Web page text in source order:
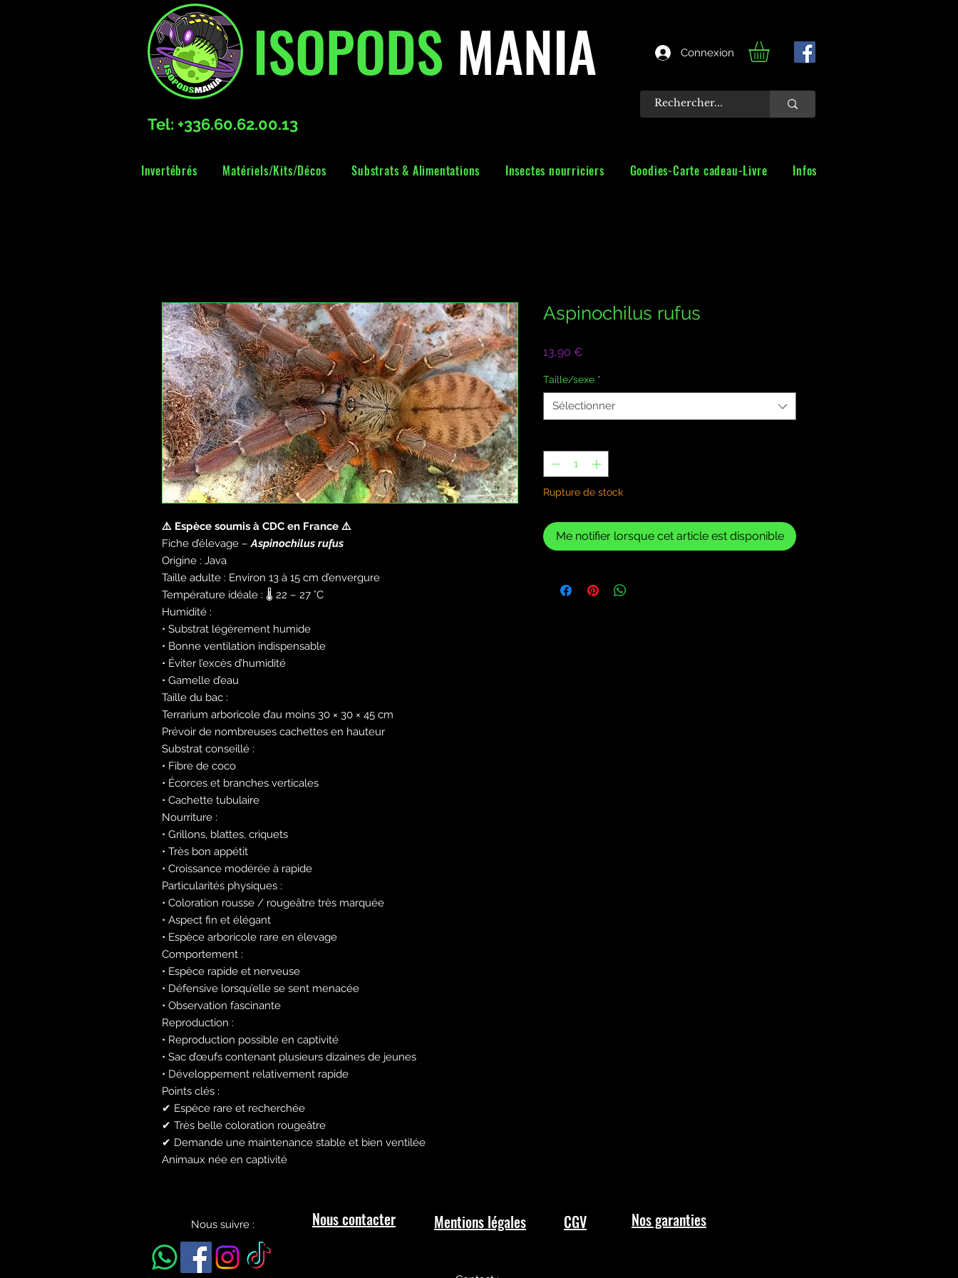
ISOPODS MANIA
Tel: +336.60.62.00.13
Connexion
Invertébrés Matériels/Kits/Décos Substrats & Alimentations Insectes nourriciers Goodies-Carte cadeau-Livre Infos
⚠️ Espèce soumis à CDC en France ⚠️
Fiche d’élevage –Aspinochilus rufus
Origine : Java
Taille adulte : Environ 13 à 15 cm d’envergure
Température idéale : 🌡️ 22 – 27 °C
Humidité :
• Substrat légèrement humide
• Bonne ventilation indispensable
• Éviter l’excès d’humidité
• Gamelle d’eau
Taille du bac :
Terrarium arboricole d’au moins 30 × 30 × 45 cm
Prévoir de nombreuses cachettes en hauteur
Substrat conseillé :
• Fibre de coco
• Écorces et branches verticales
• Cachette tubulaire
Nourriture :
• Grillons, blattes, criquets
• Très bon appétit
• Croissance modérée à rapide
Particularités physiques :
• Coloration rousse / rougeâtre très marquée
• Aspect fin et élégant
• Espèce arboricole rare en élevage
Comportement :
• Espèce rapide et nerveuse
• Défensive lorsqu’elle se sent menacée
• Observation fascinante
Reproduction :
• Reproduction possible en captivité
• Sac d’œufs contenant plusieurs dizaines de jeunes
• Développement relativement rapide
Points clés :
✔ Espèce rare et recherchée
✔ Très belle coloration rougeâtre
✔ Demande une maintenance stable et bien ventilée
Animaux née en captivité
Aspinochilus rufus
13,90 €
Taille/sexe *
Sélectionner
Rupture de stock
Me notifier lorsque cet article est disponible
Nous suivre : Nous contacter Mentions légales CGV Nos garanties